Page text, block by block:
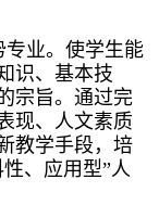
专业。使学生能
识、基本技
宗旨。通过完
现、人文素质
教学手段，培
、应用型”人